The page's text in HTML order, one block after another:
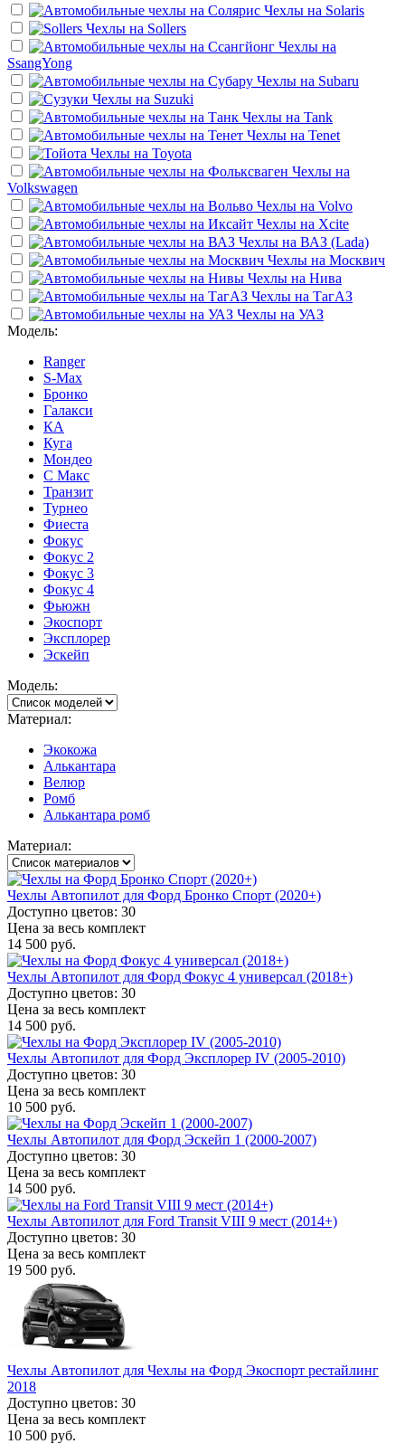
Чехлы на Solaris
Чехлы на Sollers
Чехлы на
SsangYong
Чехлы на Subaru
Чехлы на Suzuki
Чехлы на Tank
Чехлы на Tenet
Чехлы на Toyota
Чехлы на
Volkswagen
Чехлы на Volvo
Чехлы на Xcite
Чехлы на ВАЗ (Lada)
Чехлы на Москвич
Чехлы на Нива
Чехлы на ТагАЗ
Чехлы на УАЗ
Модель:
Ranger
S-Max
Бронко
Галакси
КА
Куга
Мондео
С Макс
Транзит
Турнео
Фиеста
Фокус
Фокус 2
Фокус 3
Фокус 4
Фьюжн
Экоспорт
Эксплорер
Эскейп
Модель:
Материал:
Экокожа
Алькантара
Велюр
Ромб
Алькантара ромб
Материал:
Чехлы Автопилот для Форд Бронко Спорт (2020+)
Доступно цветов: 30
Цена за весь комплект
14 500 руб.
Чехлы Автопилот для Форд Фокус 4 универсал (2018+)
Доступно цветов: 30
Цена за весь комплект
14 500 руб.
Чехлы Автопилот для Форд Эксплорер IV (2005-2010)
Доступно цветов: 30
Цена за весь комплект
10 500 руб.
Чехлы Автопилот для Форд Эскейп 1 (2000-2007)
Доступно цветов: 30
Цена за весь комплект
14 500 руб.
Чехлы Автопилот для Ford Transit VIII 9 мест (2014+)
Доступно цветов: 30
Цена за весь комплект
19 500 руб.
Чехлы Автопилот для Чехлы на Форд Экоспорт рестайлинг
2018
Доступно цветов: 30
Цена за весь комплект
10 500 руб.